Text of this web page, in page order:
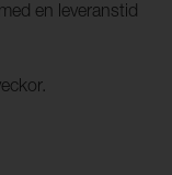
en leveranstid